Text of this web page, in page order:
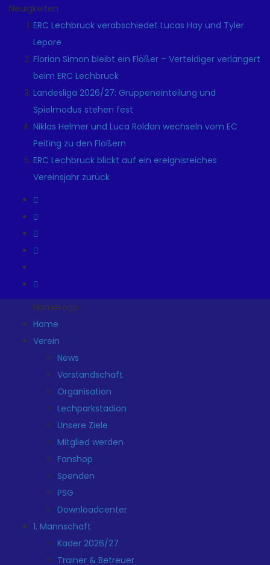
Neuigkeiten
ERC Lechbruck verabschiedet Lucas Hay und Tyler
Lepore
Florian Simon bleibt ein Flößer – Verteidiger verlängert
beim ERC Lechbruck
Landesliga 2026/27: Gruppeneinteilung und
Spielmodus stehen fest
Niklas Helmer und Luca Roldan wechseln vom EC
Peiting zu den Flößern
ERC Lechbruck blickt auf ein ereignisreiches
Vereinsjahr zurück
HomeLogo
Home
Verein
News
Vorstandschaft
Organisation
Lechparkstadion
Unsere Ziele
Mitglied werden
Fanshop
Spenden
PSG
Downloadcenter
1. Mannschaft
Kader 2026/27
Trainer & Betreuer